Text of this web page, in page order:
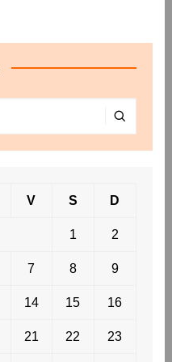
V S D
1 2
7 8 9
14 15 16
21 22 23